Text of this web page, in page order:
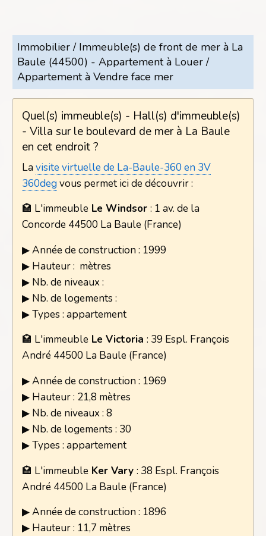
Immobilier / Immeuble(s) de front de mer à La
Baule (44500) - Appartement à Louer /
Appartement à Vendre face mer
Quel(s) immeuble(s) - Hall(s) d'immeuble(s)
- Villa sur le boulevard de mer à La Baule
en cet endroit ?
Lavisite virtuelle de La-Baule-360 en 3V
360degvous permet ici de découvrir :
🏩 L'immeuble Le Windsor: 1 av. de la
Concorde 44500 La Baule (France)
▶ Année de construction : 1999
▶ Hauteur : mètres
▶ Nb. de niveaux :
▶ Nb. de logements :
▶ Types : appartement
🏩 L'immeuble Le Victoria: 39 Espl. François
André 44500 La Baule (France)
▶ Année de construction : 1969
▶ Hauteur : 21,8 mètres
▶ Nb. de niveaux : 8
▶ Nb. de logements : 30
▶ Types : appartement
🏩 L'immeuble Ker Vary: 38 Espl. François
André 44500 La Baule (France)
▶ Année de construction : 1896
▶ Hauteur : 11,7 mètres